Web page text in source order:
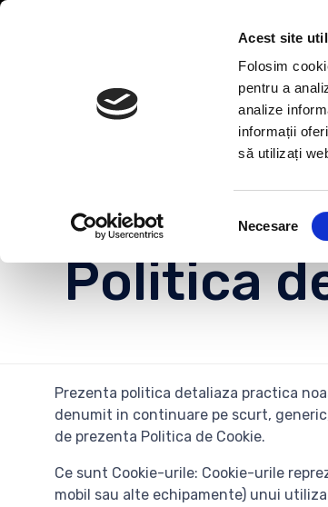
Acest site
Folosim
pentru a
analize
informații
să utilizați
Necesare
Politica
Prezenta politica detaliaza practica
denumit in continuare pe scurt,
de prezenta Politica de Cookie.
Ce sunt Cookie-urile: Cookie-urile
mobil sau alte echipamente) unui